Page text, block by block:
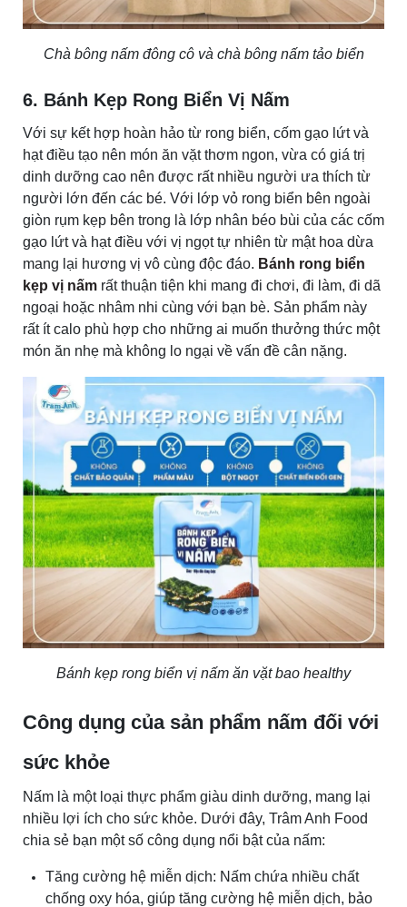
Chà bông nấm đông cô và chà bông nấm tảo biển
6. Bánh Kẹp Rong Biển Vị Nấm
Với sự kết hợp hoàn hảo từ rong biển, cốm gạo lứt và
hạt điều tạo nên món ăn vặt thơm ngon, vừa có giá trị
dinh dưỡng cao nên được rất nhiều người ưa thích từ
người lớn đến các bé. Với lớp vỏ rong biển bên ngoài
giòn rụm kẹp bên trong là lớp nhân béo bùi của các cốm
gạo lứt và hạt điều với vị ngọt tự nhiên từ mật hoa dừa
mang lại hương vị vô cùng độc đáo. Bánh rong biển
kẹp vị nấm rất thuận tiện khi mang đi chơi, đi làm, đi dã
ngoại hoặc nhâm nhi cùng với bạn bè. Sản phẩm này
rất ít calo phù hợp cho những ai muốn thưởng thức một
món ăn nhẹ mà không lo ngại về vấn đề cân nặng.
Bánh kẹp rong biển vị nấm ăn vặt bao healthy
Công dụng của sản phẩm nấm đối với
sức khỏe
Nấm là một loại thực phẩm giàu dinh dưỡng, mang lại
nhiều lợi ích cho sức khỏe. Dưới đây, Trâm Anh Food
chia sẻ bạn một số công dụng nổi bật của nấm:
Tăng cường hệ miễn dịch: Nấm chứa nhiều chất
chống oxy hóa, giúp tăng cường hệ miễn dịch, bảo